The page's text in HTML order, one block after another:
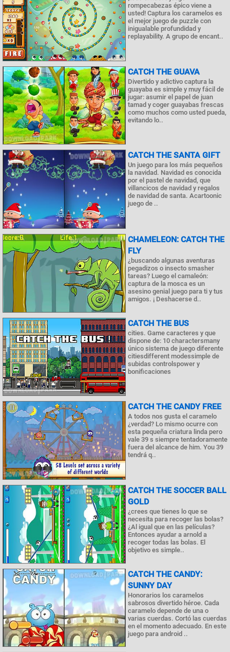
rompecabezas épico viene a
usted! Captura los caramelos es
el mejor juego de puzzle con
inigualable profundidad y
replayability. A grupo de encant..
CATCH THE GUAVA
Divertido y adictivo captura la
guayaba es simple y muy fácil de
jugar: asumir el papel de juan
tamad y coger guayabas frescas
como muchos como usted pueda,
evitando lo..
CATCH THE SANTA GIFT
Un juego para los más pequeños
la navidad. Navidad es conocida
por el pastel de navidad, que
villancicos de navidad y regalos
de navidad de santa. Acartoonic
juego de ..
CHAMELEON: CATCH THE
FLY
¿buscando algunas aventuras
pegadizos o insecto smasher
tareas? Luego el camaleón:
captura de la mosca es un
asesino genial juego para ti y tus
amigos. ¡ Deshacerse d..
CATCH THE BUS
cities. Game caracteres y que
dispone de: 10 charactersmany
único sistema de juego diferente
citiesdifferent modessimple de
subidas controlspower y
bonificaciones
CATCH THE CANDY FREE
A todos nos gusta el caramelo
¿verdad? Lo mismo ocurre con
esta pequeña criatura linda pero
vale 39 s siempre tentadoramente
fuera del alcance de him. You 39
tendrá q..
CATCH THE SOCCER BALL
GOLD
¿crees que tienes lo que se
necesita para recoger las bolas?
¿Al igual que en las películas?
Entonces ayudar a arnold a
recoger todas las bolas. El
objetivo es simple..
CATCH THE CANDY:
SUNNY DAY
Honorarios los caramelos
sabrosos divertido héroe. Cada
caramelo depende de una o
varias cuerdas. Cortó las cuerdas
en el momento adecuado. En este
juego para android ..